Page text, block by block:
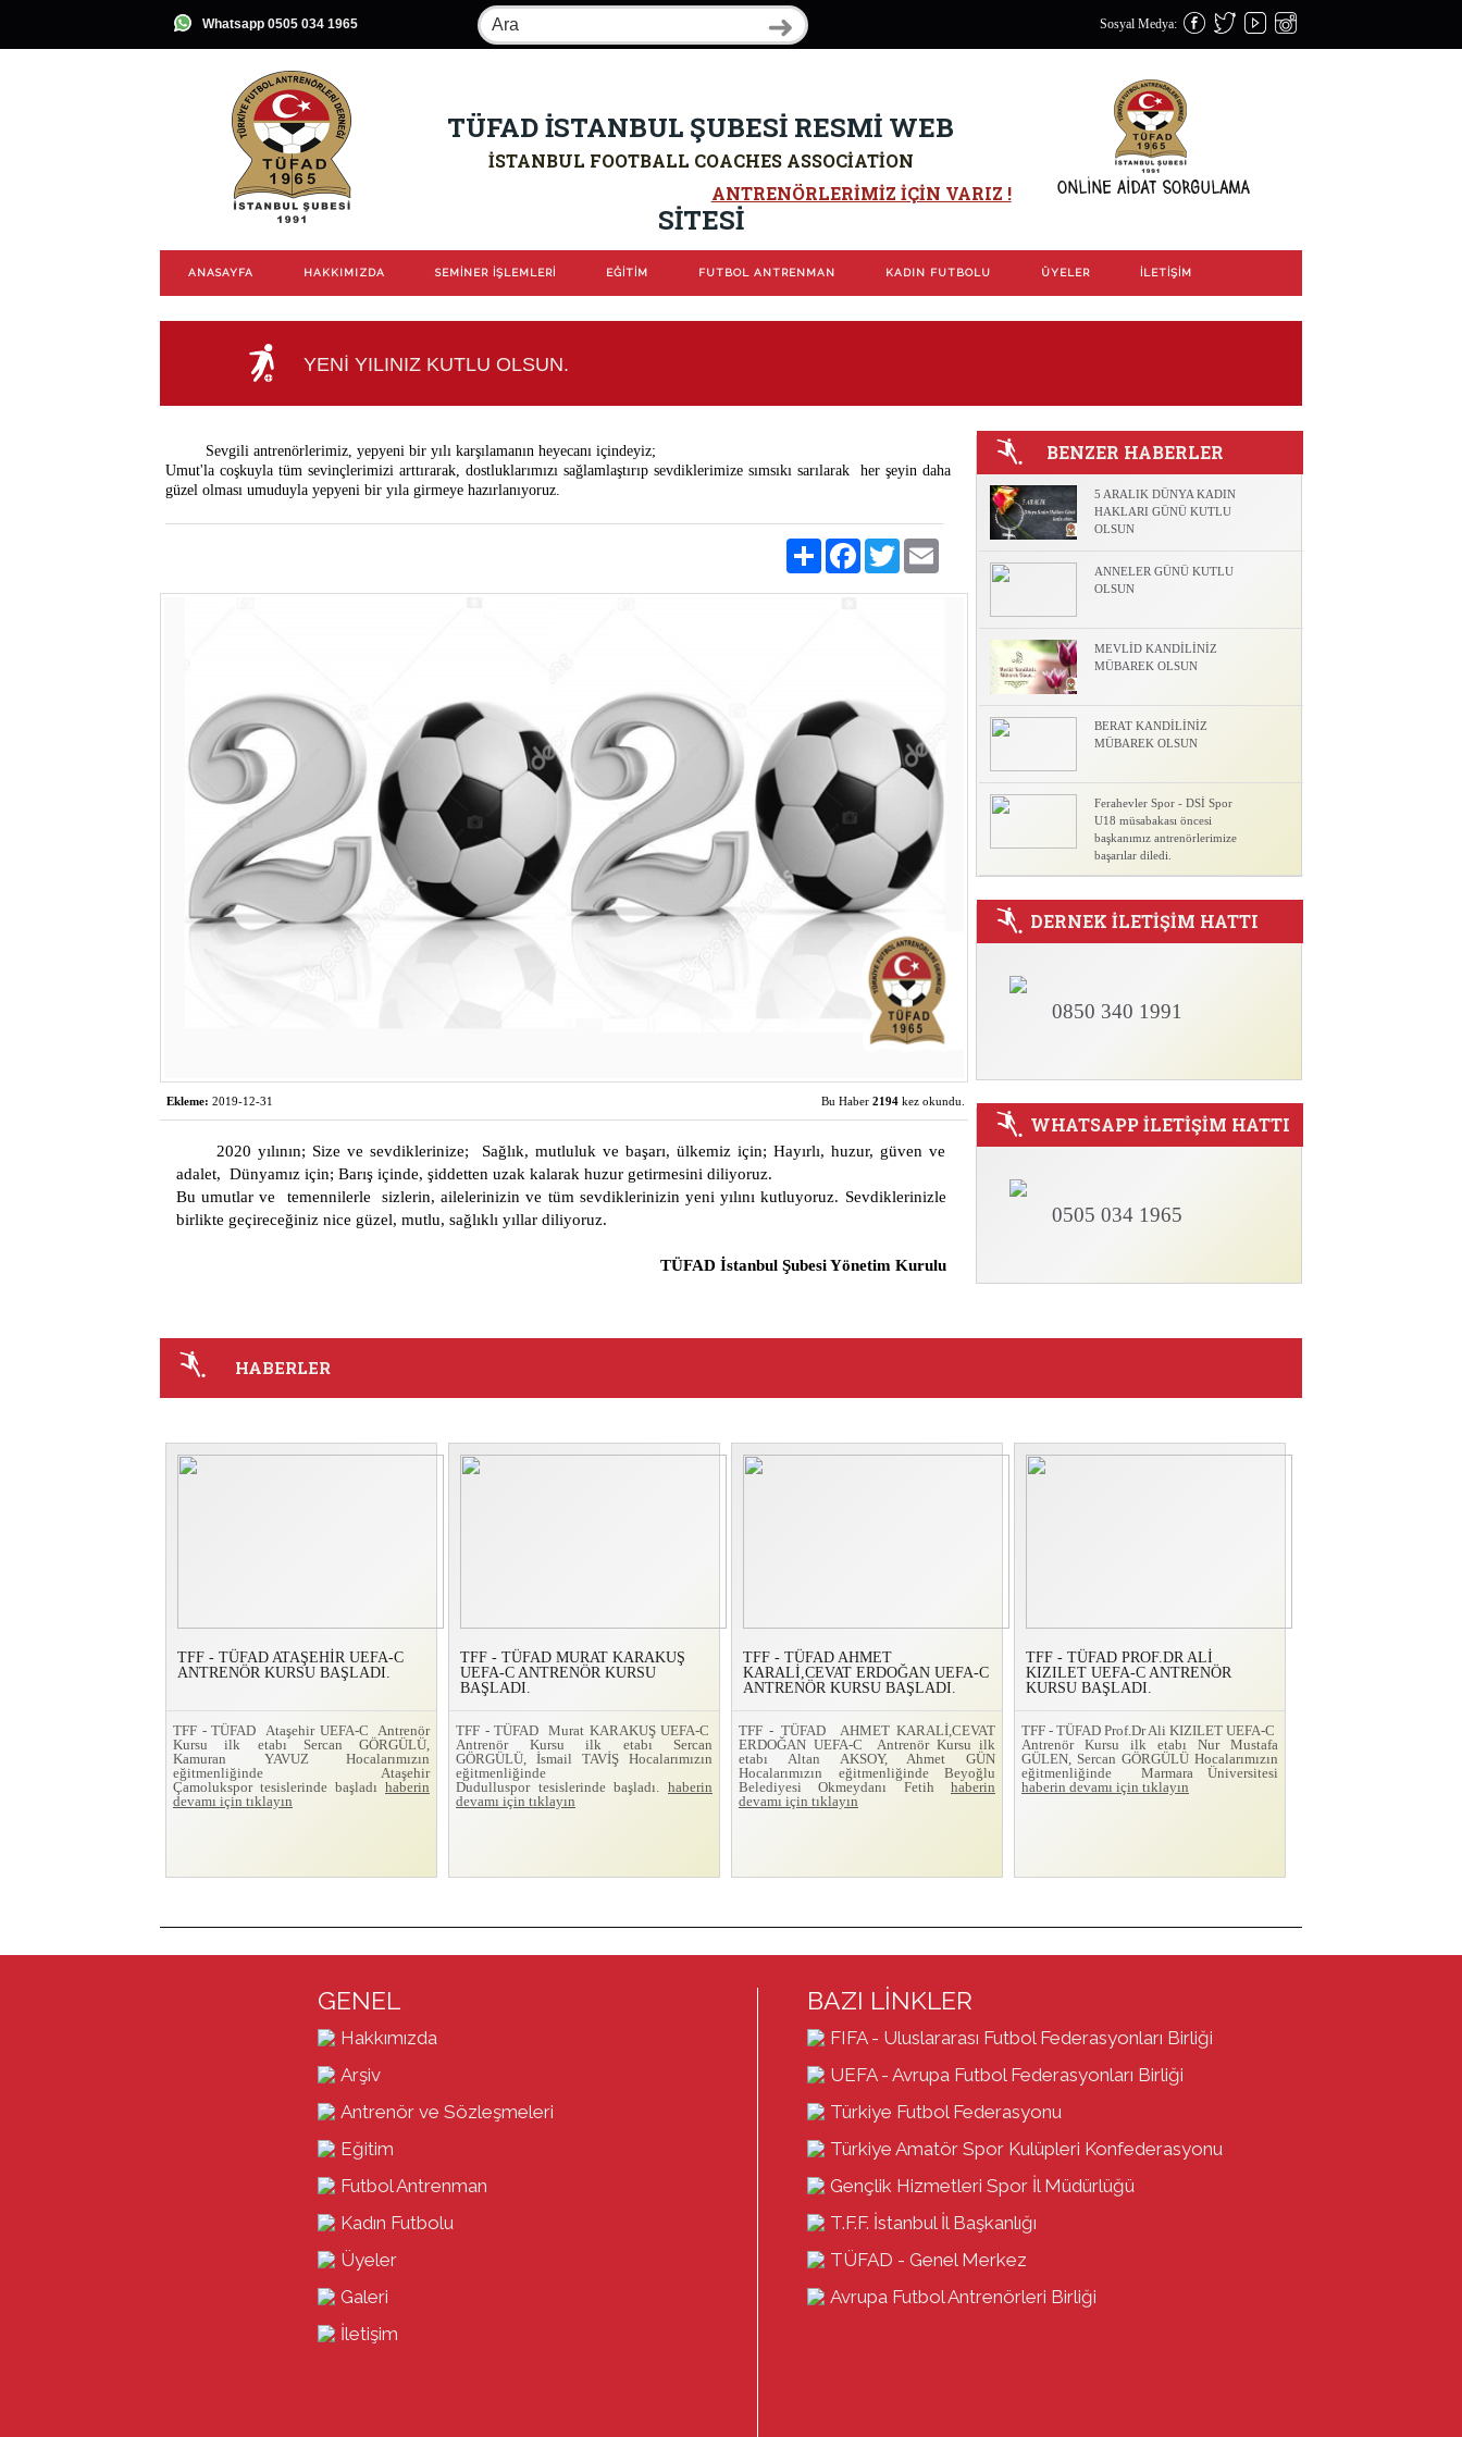
Whatsapp 0505 034 1965 Sosyal Medya:
TÜFAD İSTANBUL ŞUBESİ RESMİ WEB
SİTESİ
İSTANBUL FOOTBALL COACHES ASSOCIATION
ANTRENÖRLERIMIZ IÇIN VARIZ !
ANASAYFA HAKKIMIZDA SEMİNER İŞLEMLERİ EĞİTİM FUTBOL ANTRENMAN KADIN FUTBOLU ÜYELER İLETIŞIM
YENİ YILINIZ KUTLU OLSUN.
Sevgili antrenörlerimiz, yepyeni bir yılı karşılamanın heyecanı içindeyiz;
Umut'la coşkuyla tüm sevinçlerimizi arttırarak, dostluklarımızı sağlamlaştırıp sevdiklerimize sımsıkı sarılarak her şeyin daha
güzel olması umuduyla yepyeni bir yıla girmeye hazırlanıyoruz.
Share FacebookTwitter
Ekleme: 2019-12-31 Bu Haber 2194 kez okundu.
2020 yılının; Size ve sevdiklerinize; Sağlık, mutluluk ve başarı, ülkemiz için; Hayırlı, huzur, güven ve
adalet, Dünyamız için; Barış içinde, şiddetten uzak kalarak huzur getirmesini diliyoruz.
Bu umutlar ve temennilerle sizlerin, ailelerinizin ve tüm sevdiklerinizin yeni yılını kutluyoruz. Sevdiklerinizle
birlikte geçireceğiniz nice güzel, mutlu, sağlıklı yıllar diliyoruz.
TÜFAD İstanbul Şubesi Yönetim Kurulu
BENZER HABERLER
5 ARALIK DÜNYA KADIN
HAKLARI GÜNÜ KUTLU
OLSUN
ANNELER GÜNÜ KUTLU
OLSUN
MEVLİD KANDİLİNİZ
MÜBAREK OLSUN
BERAT KANDİLİNİZ
MÜBAREK OLSUN
Ferahevler Spor - DSİ Spor
U18 müsabakası öncesi
başkanımız antrenörlerimize
başarılar diledi.
DERNEK İLETİŞİM HATTI
0850 340 1991
WHATSAPP İLETİŞİM HATTI
0505 034 1965
HABERLER
TFF - TÜFAD ATAŞEHİR UEFA-C
ANTRENÖR KURSU BAŞLADI.
TFF - TÜFAD Ataşehir UEFA-C Antrenör
Kursu ilk etabı Sercan GÖRGÜLÜ,
Kamuran YAVUZ Hocalarımızın
eğitmenliğinde Ataşehir
Çamolukspor tesislerinde başladı haberin
devamı için tıklayın
TFF - TÜFAD MURAT KARAKUŞ
UEFA-C ANTRENÖR KURSU
BAŞLADI.
TFF - TÜFAD Murat KARAKUŞ UEFA-C
Antrenör Kursu ilk etabı Sercan
GÖRGÜLÜ, İsmail TAVİŞ Hocalarımızın
eğitmenliğinde
Dudulluspor tesislerinde başladı. haberin
devamı için tıklayın
TFF - TÜFAD AHMET
KARALİ,CEVAT ERDOĞAN UEFA-C
ANTRENÖR KURSU BAŞLADI.
TFF - TÜFAD AHMET KARALİ,CEVAT
ERDOĞAN UEFA-C Antrenör Kursu ilk
etabı Altan AKSOY, Ahmet GÜN
Hocalarımızın eğitmenliğinde Beyoğlu
Belediyesi Okmeydanı Fetih haberin
devamı için tıklayın
TFF - TÜFAD PROF.DR ALİ
KIZILET UEFA-C ANTRENÖR
KURSU BAŞLADI.
TFF - TÜFAD Prof.Dr Ali KIZILET UEFA-C
Antrenör Kursu ilk etabı Nur Mustafa
GÜLEN, Sercan GÖRGÜLÜ Hocalarımızın
eğitmenliğinde Marmara Üniversitesi
haberin devamı için tıklayın
GENEL
Hakkımızda
Arşiv
Antrenör ve Sözleşmeleri
Eğitim
Futbol Antrenman
Kadın Futbolu
Üyeler
Galeri
İletişim
BAZI LİNKLER
FIFA - Uluslararası Futbol Federasyonları Birliği
UEFA - Avrupa Futbol Federasyonları Birliği
Türkiye Futbol Federasyonu
Türkiye Amatör Spor Kulüpleri Konfederasyonu
Gençlik Hizmetleri Spor İl Müdürlüğü
T.F.F. İstanbul İl Başkanlığı
TÜFAD - Genel Merkez
Avrupa Futbol Antrenörleri Birliği